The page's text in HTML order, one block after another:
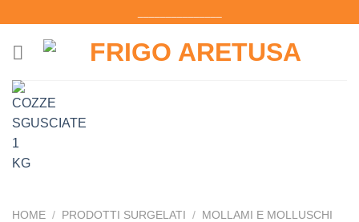
contenuti
HOME / PRODOTTI SURGELATI / MOLLAMI E MOLLUSCHI